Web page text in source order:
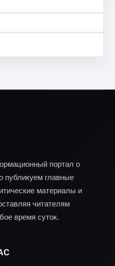
портал о
публикуем главные
материалы и
читателям
время суток.